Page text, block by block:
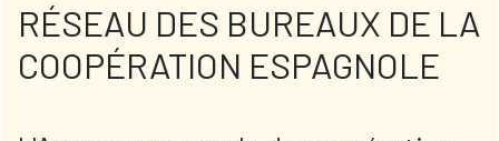
RÉSEAU DES BUREAUX DE LA
COOPÉRATION ESPAGNOLE